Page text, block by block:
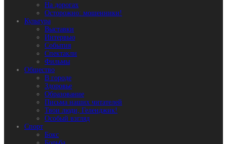
На дорогах
Осторожно: мошенники!
Культура
Выставки
Интервью
События
Спектакли
Фильмы
Общество
В городе
Здоровье
Образование
Письма наших читателей
Твои люди, Геленджик!
Особый взгляд
Спорт
Бокс